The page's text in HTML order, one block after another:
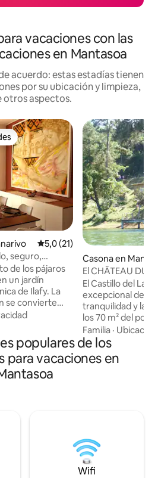
vacaciones con las
en Mantasoa
acuerdo: estas estadías tienen
por su ubicación y limpieza,
otros aspectos.
Calificación promedio: 5,0 de
5,0 (21)
seguro,
de los pájaros
un jardín
de Ilafy. La
se convierte
de la vida de
y luz
cómoda:
de agua,
en caso
pedido:
Casona en
El CHÂTEAU DU
El Castillo del
excepcional del
tranquilidad y la
los 70 m² del
su sistema de
diseñada para su
para familias con
amigos o para su
Familia · Ubicación
populares de los
para vacaciones en
Wifi